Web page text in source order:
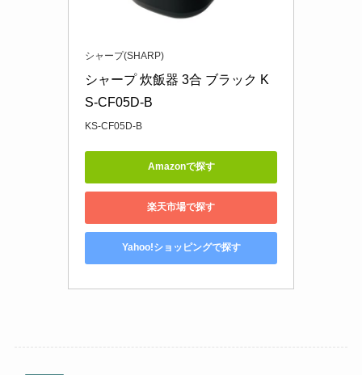
シャープ(SHARP)
シャープ 炊飯器 3合 ブラック K
S-CF05D-B
KS-CF05D-B
Amazonで探す
楽天市場で探す
Yahoo!ショッピングで探す